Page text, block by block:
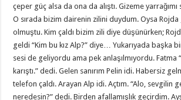
çeper güç alsa da ona da alıştı. Gizeme
O sırada bizim dairenin zilini duydum. Oysa
olmuştu. Kim çaldı bizim zili diye düşünürken;
geldi “Kim bu kız Alp?” diye… Yukarıyada başka
sesi de geliyordu ama pek anlaşılmıyordu. Fatma
karıştı.” dedi. Gelen sanırım Pelin idi. Habersiz
telefon çaldı. Arayan Alp idi. Açtım. “Alo, sevgilin
neredesin?” dedi. Birden afallamışlık geçirdim.